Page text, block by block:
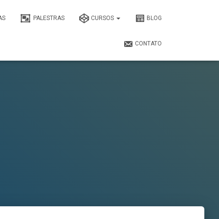
PALESTRAS CURSOS BLOG
CONTATO